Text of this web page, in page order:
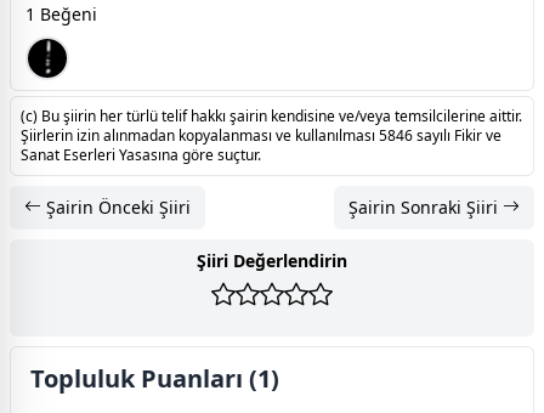
1 Beğeni
(c) Bu şiirin her türlü telif hakkı şairin kendisine ve/veya temsilcilerine aittir.
Şiirlerin izin alınmadan kopyalanması ve kullanılması 5846 sayılı Fikir ve
Sanat Eserleri Yasasına göre suçtur.
Şairin Önceki Şiiri Şairin Sonraki Şiiri
Şiiri Değerlendirin
Topluluk Puanları (1)